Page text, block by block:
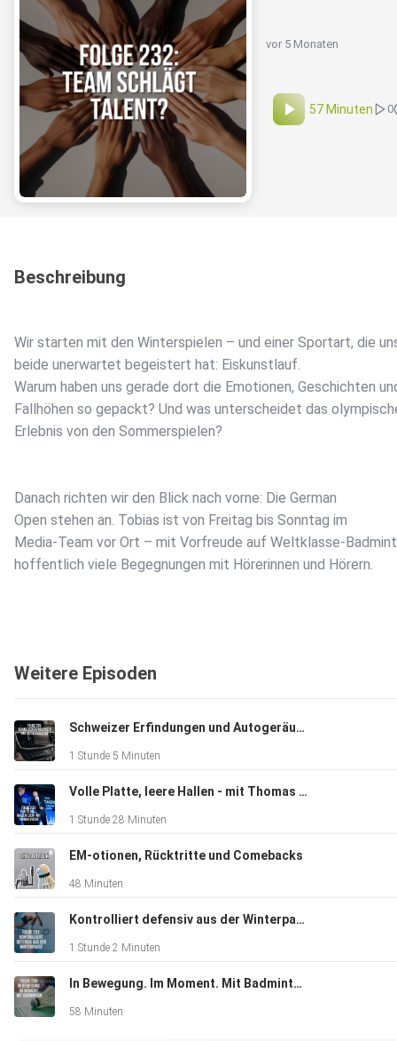
vor 5 Monaten
57 Minuten 0
Beschreibung
Wir starten mit den Winterspielen – und einer Sportart, die
beide unerwartet begeistert hat: Eiskunstlauf.
Warum haben uns gerade dort die Emotionen, Geschichten
Fallhöhen so gepackt? Und was unterscheidet das
Erlebnis von den Sommerspielen?
Danach richten wir den Blick nach vorne: Die German
Open stehen an. Tobias ist von Freitag bis Sonntag im
Media-Team vor Ort – mit Vorfreude auf Weltklasse-
hoffentlich viele Begegnungen mit Hörerinnen und Hörern.
bei den Damen, Frankreich triumphiert bei den Herren – und
Was sagt das über die Entwicklung im europäischen
Badminton?
Ist Teamstärke wichtiger als individuelle Klasse?
Weitere Episoden
Schweizer Erfindungen und Autogeräusche
1 Stunde 5 Minuten
Volle Platte, leere Hallen - mit Thomas Fuchs
1 Stunde 28 Minuten
EM-otionen, Rücktritte und Comebacks
48 Minuten
Kontrolliert defensiv aus der Winterpause
1 Stunde 2 Minuten
In Bewegung. Im Moment. Mit Badminton
58 Minuten